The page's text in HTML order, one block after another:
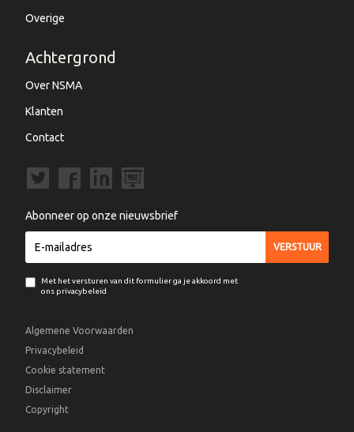
Overige
Achtergrond
Over NSMA
Klanten
Contact
Abonneer op onze nieuwsbrief
Met het versturen van dit formulier ga je akkoord met
ons privacybeleid
Algemene Voorwaarden
Privacybeleid
Cookie statement
Disclaimer
Copyright